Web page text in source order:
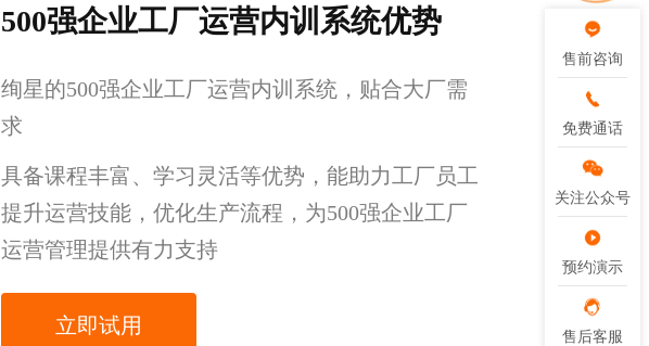
售前咨询
免费通话
关注公众号
预约演示
售后客服
500强企业工厂运营内训系统优势
绚星的500强企业工厂运营内训系统，贴合大厂需
求
具备课程丰富、学习灵活等优势，能助力工厂员工
提升运营技能，优化生产流程，为500强企业工厂
运营管理提供有力支持
立即试用
售前咨询
免费通话
关注公众号
预约演示
售后客服